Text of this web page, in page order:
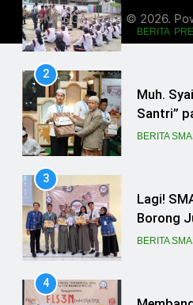
Agung
BERITA
3
Lagi!
Borong
Seni
BERITA
4
Ajang
BERITA
5
SMASGA Juara © 2026.